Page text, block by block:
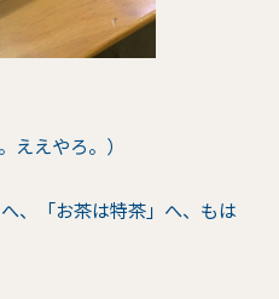
ええやろ。）
、「お茶は特茶」へ、もは